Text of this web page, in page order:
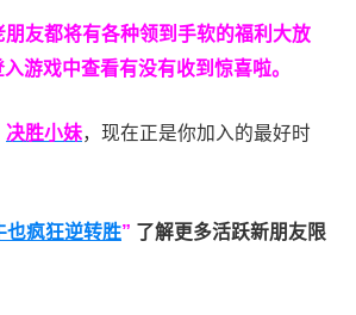
友都将有各种领到手软的福利大放
游戏中查看有没有收到惊喜啦。
决胜小妹，现在正是你加入的最好时
也疯狂逆转胜” 了解更多活跃新朋友限